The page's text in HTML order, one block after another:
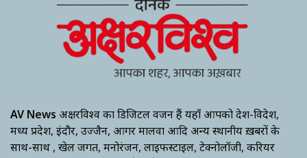
AV News अक्षरविश्व का डिजिटल वर्जन हैं यहाँ आपको देश-विदेश,
मध्य प्रदेश, इंदौर, उज्जैन, आगर मालवा आदि अन्य स्थानीय ख़बरों के
साथ-साथ , खेल जगत, मनोरंजन, लाइफस्टाइल, टेक्नोलॉजी, करियर